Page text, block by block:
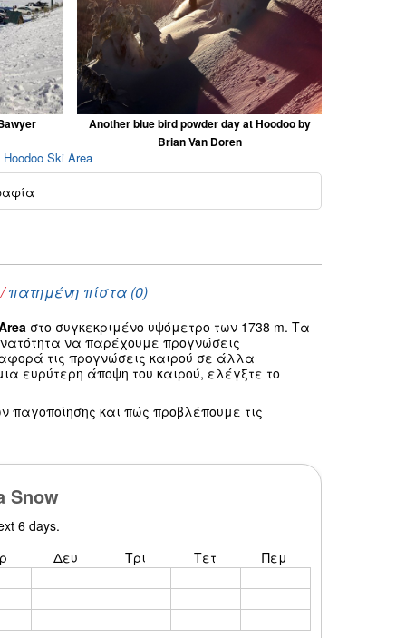
Another blue bird powder day at Hoodoo by
Brian Van Doren
Ski Area
/πατημένη πίστα (0)
στο συγκεκριμένο υψόμετρο των 1738 m. Τα
να παρέχουμε προγνώσεις
τις προγνώσεις καιρού σε άλλα
ευρύτερη άποψη του καιρού, ελέγξτε το
παγοποίησης και πώς προβλέπουμε τις